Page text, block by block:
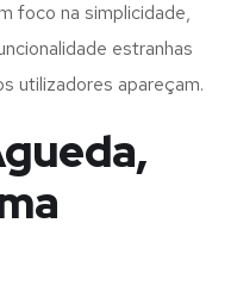
foco na simplicidade,
estranhas
utilizadores apareçam.